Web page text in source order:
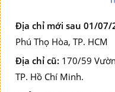
Địa chỉ mới sau 01/07/
Phú Thọ Hòa, TP. HCM
Địa chỉ cũ: 170/59
TP. Hồ Chí Minh.